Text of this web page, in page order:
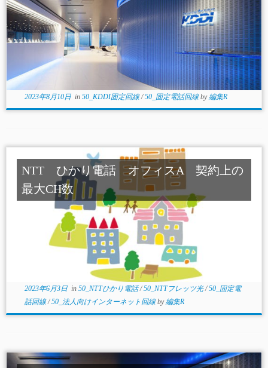
2023年8月10日in 50_KDDI固定回線/50_固定電話回線by編集R
NTT ひかり電話 オフィスA 契約上の
最大CH数
2023年6月3日in 50_NTTひかり電話/50_NTTフレッツ光/50_固定電
話回線/50_法人向けインターネット回線by編集R